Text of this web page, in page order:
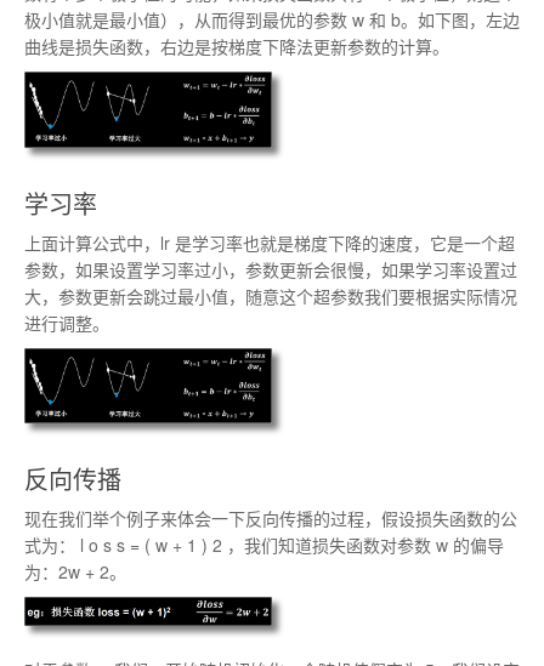
极小值就是最小值），从而得到最优的参数 w 和 b。如下图，左边
曲线是损失函数，右边是按梯度下降法更新参数的计算。
学习率
上面计算公式中，lr 是学习率也就是梯度下降的速度，它是一个超
参数，如果设置学习率过小，参数更新会很慢，如果学习率设置过
大，参数更新会跳过最小值，随意这个超参数我们要根据实际情况
进行调整。
反向传播
现在我们举个例子来体会一下反向传播的过程，假设损失函数的公
式为：
l o s s = ( w + 1 ) 2 ，我们知道损失函数对参数 w 的偏导
为：2w + 2。